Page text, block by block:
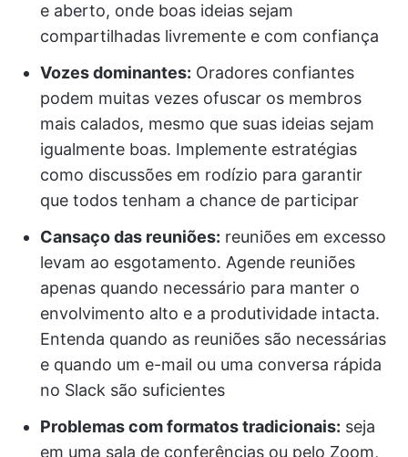
e aberto, onde boas ideias sejam
compartilhadas livremente e com confiança
Vozes dominantes: Oradores confiantes
podem muitas vezes ofuscar os membros
mais calados, mesmo que suas ideias sejam
igualmente boas. Implemente estratégias
como discussões em rodízio para garantir
que todos tenham a chance de participar
Cansaço das reuniões: reuniões em excesso
levam ao esgotamento. Agende reuniões
apenas quando necessário para manter o
envolvimento alto e a produtividade intacta.
Entenda quando as reuniões são necessárias
e quando um e-mail ou uma conversa rápida
no Slack são suficientes
Problemas com formatos tradicionais: seja
em uma sala de conferências ou pelo Zoom,